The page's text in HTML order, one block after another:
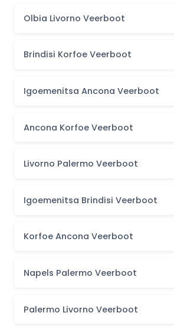
Olbia Livorno Veerboot
Brindisi Korfoe Veerboot
Igoemenitsa Ancona Veerboot
Ancona Korfoe Veerboot
Livorno Palermo Veerboot
Igoemenitsa Brindisi Veerboot
Korfoe Ancona Veerboot
Napels Palermo Veerboot
Palermo Livorno Veerboot